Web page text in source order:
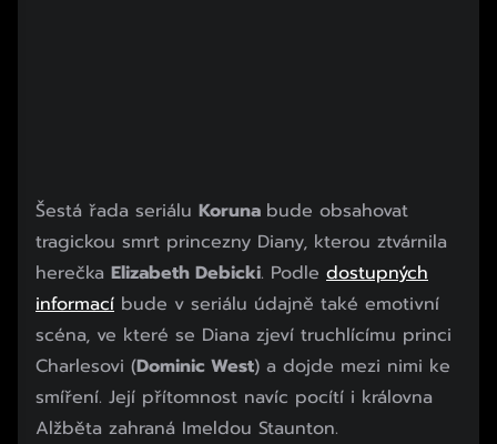
Šestá řada seriálu Koruna bude obsahovat
tragickou smrt princezny Diany, kterou ztvárnila
herečka Elizabeth Debicki. Podle dostupných
informací bude v seriálu údajně také emotivní
scéna, ve které se Diana zjeví truchlícímu princi
Charlesovi (Dominic West) a dojde mezi nimi ke
smíření. Její přítomnost navíc pocítí i královna
Alžběta zahraná Imeldou Staunton.